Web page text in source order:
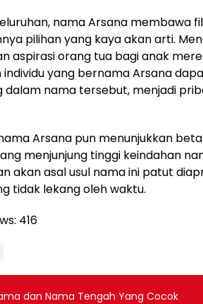
nama Arsana membawa
pilihan yang kaya akan arti.
aspirasi orang tua bagi anak
individu yang bernama Arsana
dalam nama tersebut, menjadi
Arsana pun menunjukkan
menjunjung tinggi keindahan
akan asal usul nama ini patut
tidak lekang oleh waktu.
416
dan Nama Tengah Yang Cocok